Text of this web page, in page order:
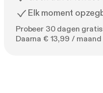
Elk moment
Probeer 30 dagen gratis
Daarna € 13,99 / maand